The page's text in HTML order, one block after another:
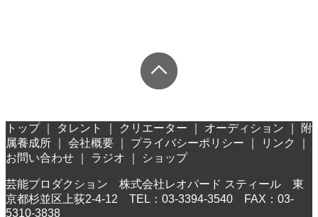
トップ｜ タレント クリエーター オーディション
附
属養成所
会社概要 プライバシーポリシー リンク
お問い合わせ
ラジオ ショップ
芸能プロダクション 株式会社レオパード スティール 東
京都杉並区上荻2-4-12 TEL：03-3394-3540 FAX：03-
5310-3838